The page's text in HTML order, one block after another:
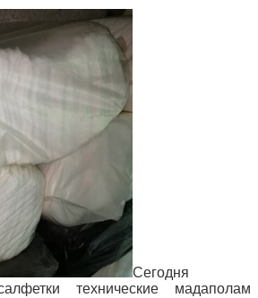
Сегодня
технические мадаполам